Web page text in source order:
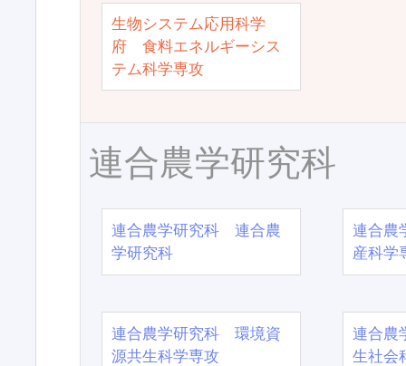
生物システム応用科学
府 食料エネルギーシス
テム科学専攻
連合農学研究科
連合農学研究科 連合農
学研究科
連合農
産科学
連合農学研究科 環境資
源共生科学専攻
連合農
生社会